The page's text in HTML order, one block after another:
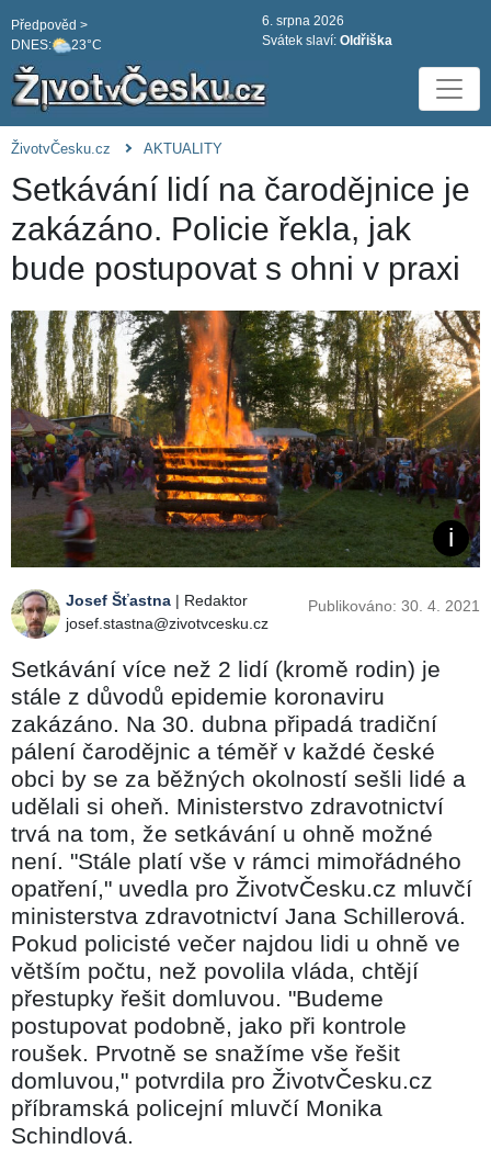
DNES: 23°C
Předpověd >
6. srpna 2026
Svátek slaví: Oldřiška
ŽivotvČesku.cz AKTUALITY
Setkávání lidí na čarodějnice je
zakázáno. Policie řekla, jak
bude postupovat s ohni v praxi
Josef Šťastna | Redaktor
josef.stastna@zivotvcesku.cz
Publikováno: 30. 4. 2021
Setkávání více než 2 lidí (kromě rodin) je
stále z důvodů epidemie koronaviru
zakázáno. Na 30. dubna připadá tradiční
pálení čarodějnic a téměř v každé české
obci by se za běžných okolností sešli lidé a
udělali si oheň. Ministerstvo zdravotnictví
trvá na tom, že setkávání u ohně možné
není. "Stále platí vše v rámci mimořádného
opatření," uvedla pro ŽivotvČesku.cz mluvčí
ministerstva zdravotnictví Jana Schillerová.
Pokud policisté večer najdou lidi u ohně ve
větším počtu, než povolila vláda, chtějí
přestupky řešit domluvou. "Budeme
postupovat podobně, jako při kontrole
roušek. Prvotně se snažíme vše řešit
domluvou," potvrdila pro ŽivotvČesku.cz
příbramská policejní mluvčí Monika
Schindlová.